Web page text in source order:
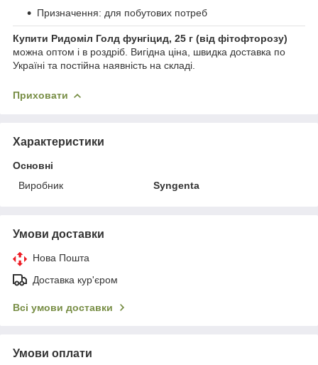
Призначення: для побутових потреб
Купити Ридоміл Голд фунгіцид, 25 г (від фітофторозу)
можна оптом і в роздріб. Вигідна ціна, швидка доставка по
Україні та постійна наявність на складі.
Приховати
Характеристики
Основні
Виробник
Syngenta
Умови доставки
Нова Пошта
Доставка кур'єром
Всі умови доставки
Умови оплати